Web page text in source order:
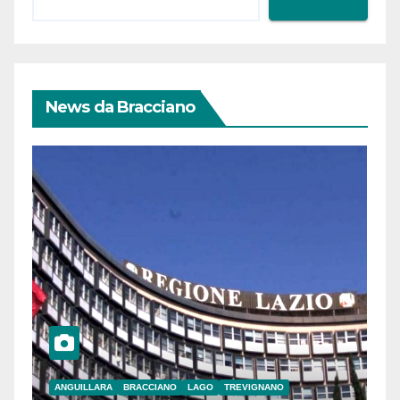
News da Bracciano
ANGUILLARA BRACCIANO LAGO TREVIGNANO